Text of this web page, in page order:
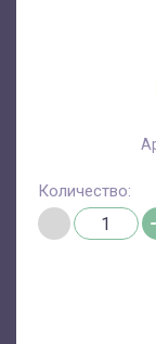
Количество: